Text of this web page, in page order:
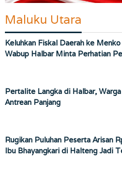
Maluku Utara
Keluhkan Fiskal Daerah ke
Wabup Halbar Minta Perhatian
Pertalite Langka di Halbar,
Antrean Panjang
Rugikan Puluhan Peserta Arisan
Ibu Bhayangkari di Halteng Jadi